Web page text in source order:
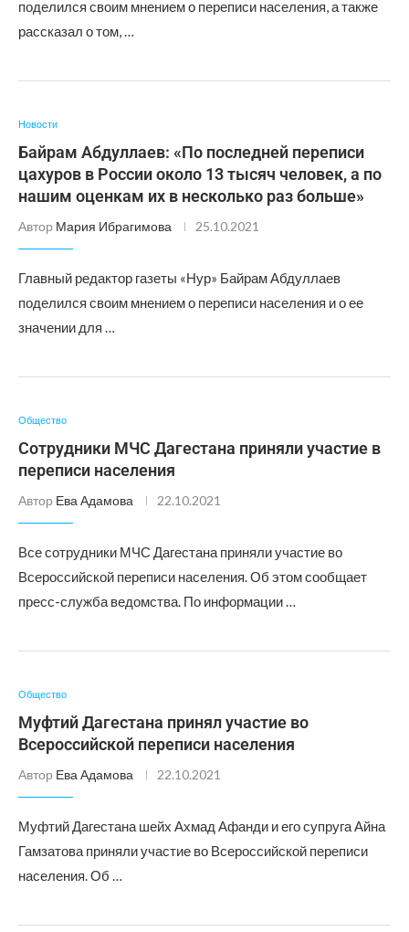
поделился своим мнением о переписи населения, а также
рассказал о том, …
Новости
Байрам Абдуллаев: «По последней переписи
цахуров в России около 13 тысяч человек, а по
нашим оценкам их в несколько раз больше»
Автор Мария Ибрагимова 25.10.2021
Главный редактор газеты «Нур» Байрам Абдуллаев
поделился своим мнением о переписи населения и о ее
значении для …
Общество
Сотрудники МЧС Дагестана приняли участие в
переписи населения
Автор Ева Адамова 22.10.2021
Все сотрудники МЧС Дагестана приняли участие во
Всероссийской переписи населения. Об этом сообщает
пресс-служба ведомства. По информации …
Общество
Муфтий Дагестана принял участие во
Всероссийской переписи населения
Автор Ева Адамова 22.10.2021
Муфтий Дагестана шейх Ахмад Афанди и его супруга Айна
Гамзатова приняли участие во Всероссийской переписи
населения. Об …